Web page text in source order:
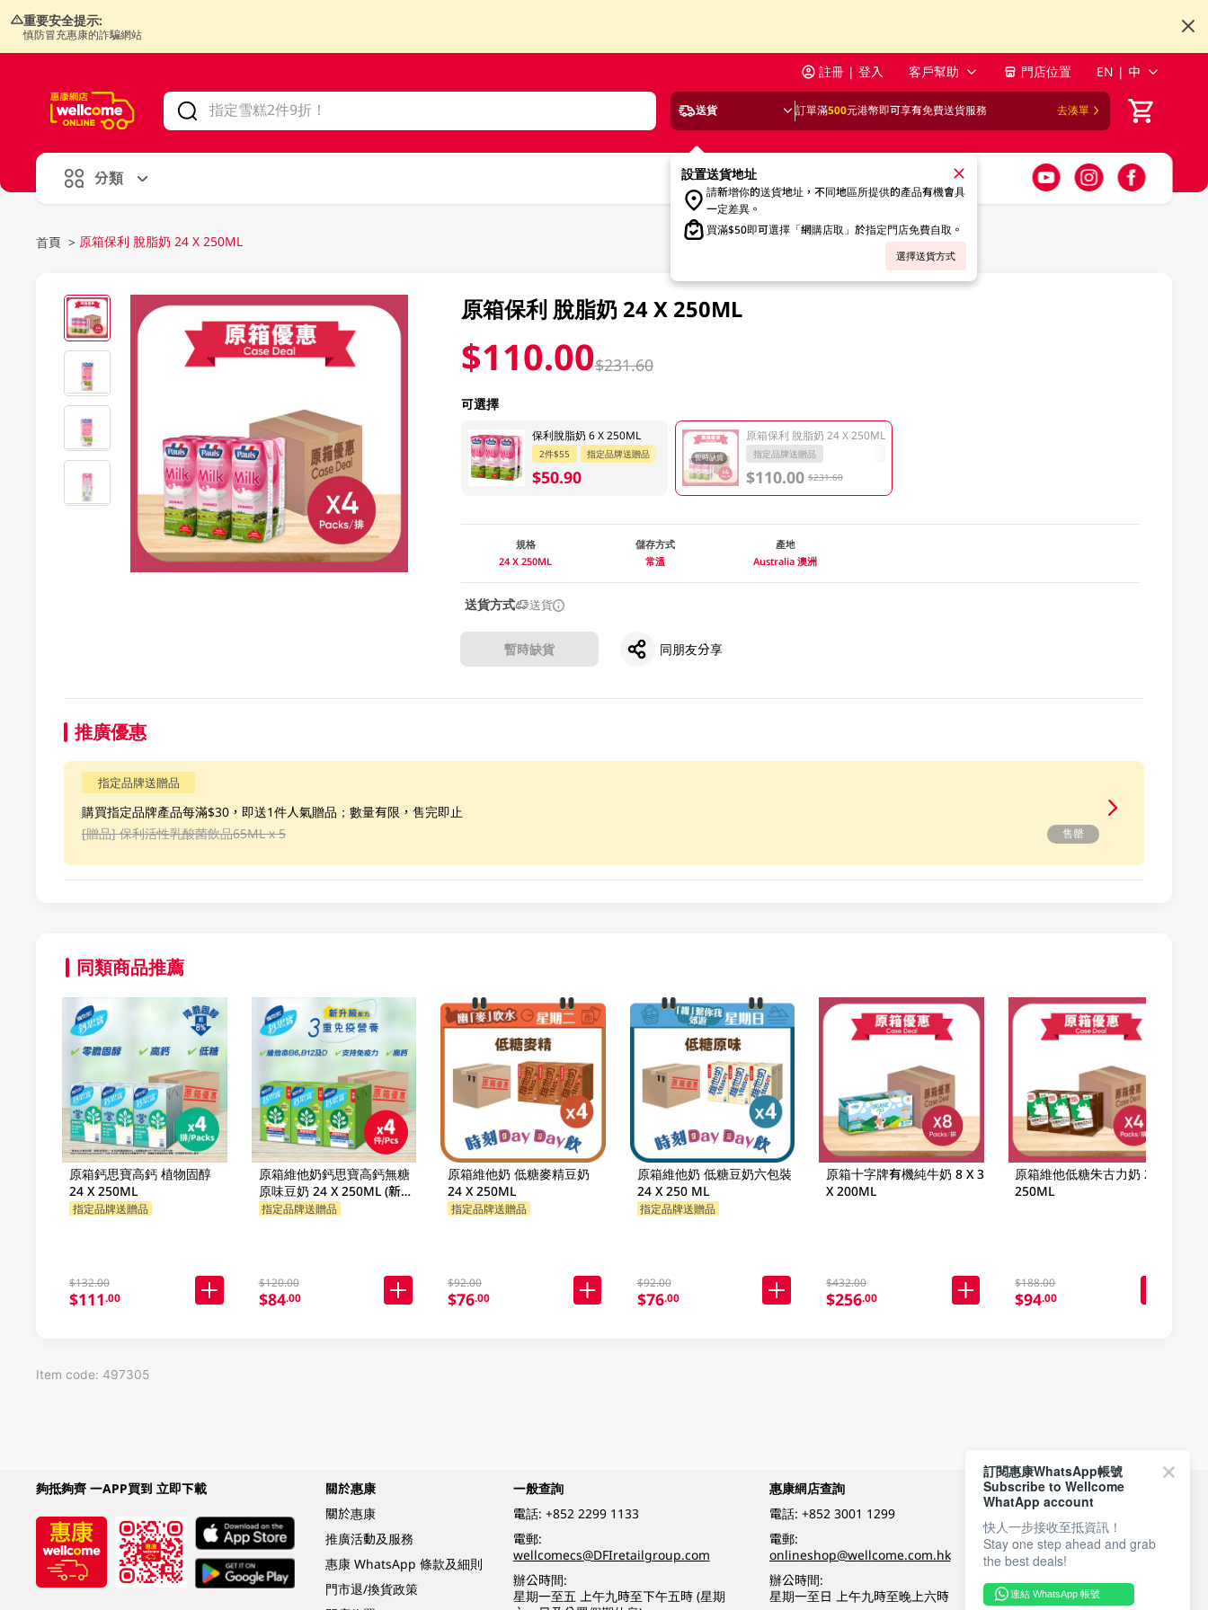
重要安全提示:
慎防冒充惠康的詐騙網站
註冊 | 登入 客戶幫助 門店位置 EN | 中
送貨 訂單滿500元港幣即可享有免費送貨服務 去湊單
設置送貨地址
請新增你的送貨地址，不同地區所提供的產品有機會具
一定差異。
買滿$50即可選擇「網購店取」於指定門店免費自取。
選擇送貨方式
分類
首頁 > 原箱保利 脫脂奶 24 X 250ML
原箱保利 脫脂奶 24 X 250ML
$110.00$231.60
可選擇
保利脫脂奶 6 X 250ML
2件$55 指定品牌送贈品
$50.90
暫時缺貨
原箱保利 脫脂奶 24 X 250ML
指定品牌送贈品
$110.00 $231.60
規格
24 X 250ML
儲存方式
常溫
產地
Australia 澳洲
送貨方式 送貨
暫時缺貨 同朋友分享
推廣優惠
指定品牌送贈品
購買指定品牌產品每滿$30，即送1件人氣贈品；數量有限，售完即止
[贈品] 保利活性乳酸菌飲品65ML x 5 售罄
同類商品推薦
原箱鈣思寶高鈣 植物固醇
24 X 250ML
指定品牌送贈品
$132.00
$111.00
原箱維他奶鈣思寶高鈣無糖
原味豆奶 24 X 250ML (新舊
包裝隨機發貨)
指定品牌送贈品
$120.00
$84.00
原箱維他奶 低糖麥精豆奶
24 X 250ML
指定品牌送贈品
$92.00
$76.00
原箱維他奶 低糖豆奶六包裝
24 X 250 ML
指定品牌送贈品
$92.00
$76.00
原箱十字牌有機純牛奶 8 X 3
X 200ML
$432.00
$256.00
原箱維他低糖朱古力奶 24 X
250ML
$188.00
$94.00
Item code: 497305
夠抵夠齊 一APP買到 立即下載
關於惠康
關於惠康
推廣活動及服務
惠康 WhatsApp 條款及細則
門市退/換貨政策
一般查詢
電話: +852 2299 1133
電郵:
wellcomecs@DFIretailgroup.com
辦公時間:
星期一至五 上午九時至下午五時 (星期
惠康網店查詢
電話: +852 3001 1299
電郵:
onlineshop@wellcome.com.hk
辦公時間:
星期一至日 上午九時至晚上六時
付款方式
關注我們
訂閱惠康WhatsApp帳號
Subscribe to Wellcome
WhatApp account
快人一步接收至抵資訊！
Stay one step ahead and grab
the best deals!
連結 WhatsApp 帳號